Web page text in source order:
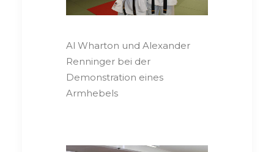
Al Wharton und Alexander
Renninger bei der
Demonstration eines
Armhebels